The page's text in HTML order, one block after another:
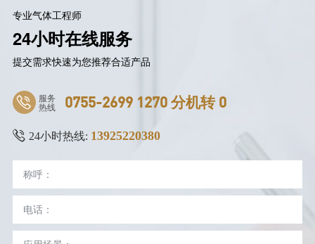
专业气体工程师
24小时在线服务
提交需求快速为您推荐合适产品
服务
热线 0755-2699 1270 分机转 0
24小时热线: 13925220380